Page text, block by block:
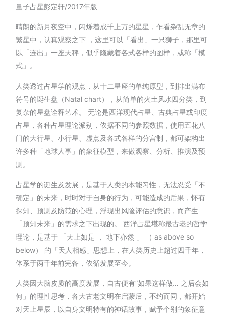
量子占星彭定轩/2017年版
晴朗的新月夜空中，闪烁着成千上万的星星，乍看杂乱无章的
繁星中，认真观察之下 ，这里可以「看出」一只狮子，那里可
以「连出」一座天秤，似乎隐藏着各式各样的图样，或称「模
式」。
人类透过占星学的观点，从十二星座的单纯原型，到排出满布
符号的诞生盘（Natal chart），从简单的火土风水四分类，到
复杂的星盘诠释艺术。 无论是西洋现代占星、古典占星或印度
占星，各种占星理论派别，依据不同的参照数据，使用五花八
门的大行星、小行星、虚点及各式各样的分宫制，都可架构出
许多种「地球人事」的象征模型，来做观察、分析、推演及预
测。
占星学的诞生及发展，是基于人类的本能习性，无法忍受「不
确定」的未来，时时对于自身的行为，可能造成的后果，怀有
探知、预测及防范的心理，浮现出风险评估的意识，而产生
「预知未来」的需求之下出现的。 西洋占星堪称最古老的哲学
理论，是基于 「天上如是 ， 地下亦然 」 （ as above so
below） 的「天人相感」思想上，在人类历史上超过四千年，
体系于两千年前完备，依循发展至今。
人类因大脑皮质的高度发展，自古便有”如果这样做… 之后会如
何」的理性思考，各大古老文明在启蒙后，不约而同，都开始
对天上星辰，以自身文明特有的神话故事，赋予个别的象征意